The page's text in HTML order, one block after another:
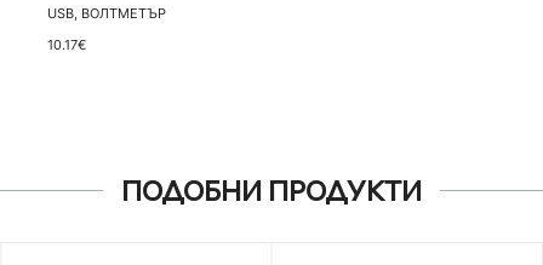
USB, ВОЛТМЕТЪР
10.17€
ПОДОБНИ ПРОДУКТИ